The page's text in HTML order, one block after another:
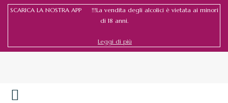
SCARICA LA NOSTRA APP !!!La vendita degli alcolici è vietata ai minori
di 18 anni.
Leggi di più